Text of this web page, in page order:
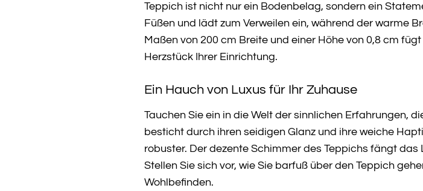
Teppich ist nicht nur ein Bodenbelag, sondern ein
Füßen und lädt zum Verweilen ein, während der warme
Maßen von 200 cm Breite und einer Höhe von 0,8 cm
Herzstück Ihrer Einrichtung.
Ein Hauch von Luxus für Ihr Zuhause
Tauchen Sie ein in die Welt der sinnlichen Erfahrungen,
besticht durch ihren seidigen Glanz und ihre weiche
robuster. Der dezente Schimmer des Teppichs fängt
Stellen Sie sich vor, wie Sie barfuß über den Teppich
Wohlbefinden.